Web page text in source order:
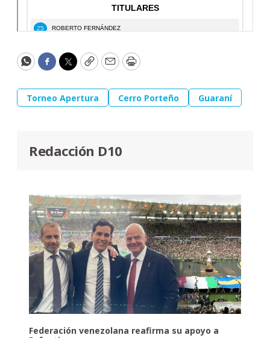
WhatsApp
Facebook
Twitter
CopyEmailPrint
Torneo Apertura Cerro Porteño Guaraní
Redacción D10
Federación venezolana reafirma su apoyo a